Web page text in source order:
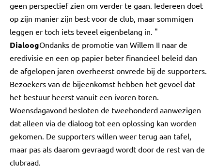
geen perspectief zien om verder te gaan. Iedereen doet
op zijn manier zijn best voor de club, maar sommigen
leggen er toch iets teveel eigenbelang in. "
DialoogOndanks de promotie van Willem II naar de
eredivisie en een op papier beter financieel beleid dan
de afgelopen jaren overheerst onvrede bij de supporters.
Bezoekers van de bijeenkomst hebben het gevoel dat
het bestuur heerst vanuit een ivoren toren.
Woensdagavond besloten de tweehonderd aanwezigen
dat alleen via de dialoog tot een oplossing kan worden
gekomen. De supporters willen weer terug aan tafel,
maar pas als daarom gevraagd wordt door de rest van de
clubraad.